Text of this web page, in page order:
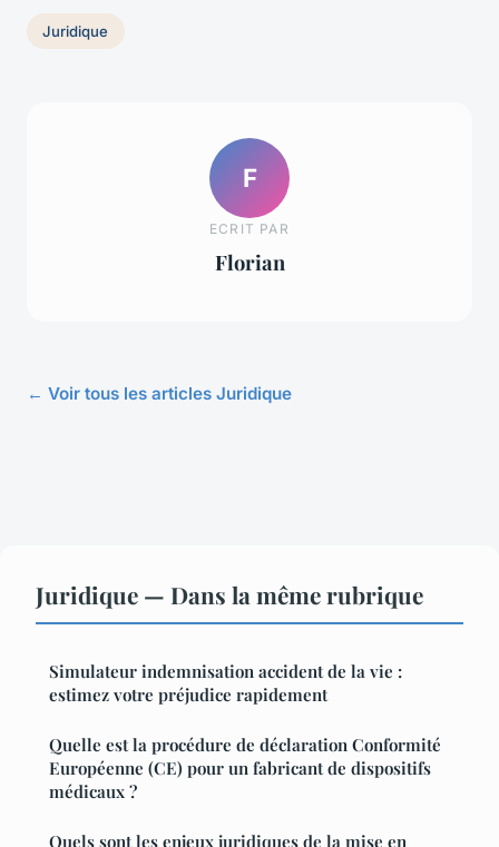
Juridique
F
ECRIT PAR
Florian
← Voir tous les articles Juridique
Juridique — Dans la même rubrique
Simulateur indemnisation accident de la vie :
estimez votre préjudice rapidement
Quelle est la procédure de déclaration Conformité
Européenne (CE) pour un fabricant de dispositifs
médicaux ?
Quels sont les enjeux juridiques de la mise en